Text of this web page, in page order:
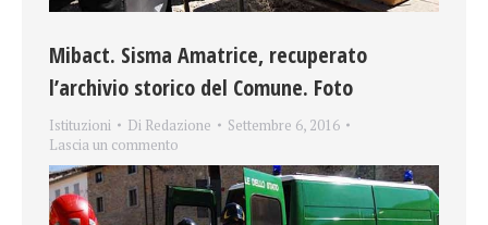
Mibact. Sisma Amatrice, recuperato
l’archivio storico del Comune. Foto
Istituzioni Di Redazione
Settembre 6, 2016
Lascia un commento